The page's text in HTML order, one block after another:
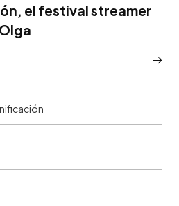
el festival streamer